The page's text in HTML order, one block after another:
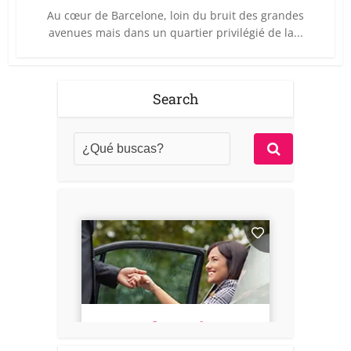
Au cœur de Barcelone, loin du bruit des grandes
avenues mais dans un quartier privilégié de la...
Search